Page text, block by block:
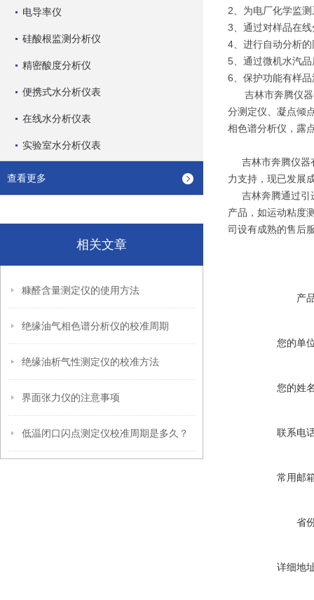
电导率仪
硅酸根监测分析仪
精密酸度分析仪
便携式水分析仪表
在线水分析仪表
实验室水分析仪表
查看更多
相关文章
糠醛含量测定仪的使用方法
绝缘油气相色谱分析仪的校准周期
绝缘油析气性测定仪的校准方法
界面张力仪的注意事项
低温闭口闪点测定仪校准周期是多久？
2、为电厂化学监
3、通过对样品在
4、进行自动分析
5、通过微机水汽
6、保护功能有样
吉林市奔腾仪器
分测定仪、凝点倾
相色谱分析仪，露
吉林市奔腾仪器
力支持，现已发展
吉林奔腾通过引
产品，如运动粘度
司设有成熟的售后
产
您的单
您的姓
联系电
常用邮
省
详细地